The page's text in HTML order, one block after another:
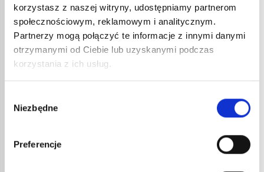
korzystasz z naszej witryny, udostępniamy partnerom
społecznościowym, reklamowym i analitycznym.
Partnerzy mogą połączyć te informacje z innymi danymi
otrzymanymi od Ciebie lub uzyskanymi podczas
korzystania z ich usług.
zgody
Niezbędne
Preferencje
Lanca do lutowania płomień skupiony, do
wszystkich palników. Wielostronne
zastosowanie: lutowanie twarde i miękkie,
nagrzewanie, obkurczanie, formowanie...
nr kat.:4641 ZOBACZ SZCZEGÓŁY
INNE